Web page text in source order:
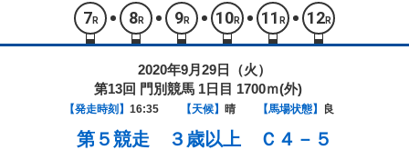
7 R 8R 9R 10R 11 R 12R
2020年9月29日（火）
第13回 門別競馬 1日目 1700ｍ(外)
【発走時刻】 16:35 【天候】 晴 【馬場状態】 良
第５競走 ３歳以上 Ｃ４－５